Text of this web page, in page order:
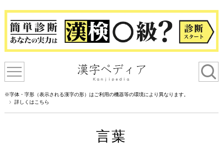
※字体・字形（表示される漢字の形）はご利用の機器等の環境により異なります。
詳しくはこちら
言葉